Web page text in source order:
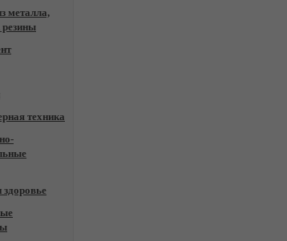
металла,
резины
техника
здоровье